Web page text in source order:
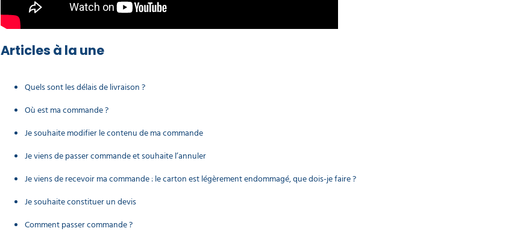
Articles à la une
Quels sont les délais de livraison ?
Où est ma commande ?
Je souhaite modifier le contenu de ma commande
Je viens de passer commande et souhaite l’annuler
Je viens de recevoir ma commande : le carton est légèrement endommagé, que dois-je faire ?
Je souhaite constituer un devis
Comment passer commande ?